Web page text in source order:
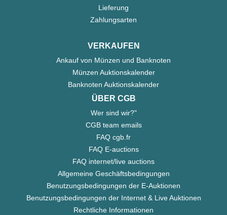
Lieferung
Zahlungsarten
VERKAUFEN
Ankauf von Münzen und Banknoten
Münzen Auktionskalender
Banknoten Auktionskalender
ÜBER CGB
Wer sind wir?"
CGB team emails
FAQ cgb.fr
FAQ E-auctions
FAQ internet/live auctions
Allgemeine Geschäftsbedingungen
Benutzungsbedingungen der E-Auktionen
Benutzungsbedingungen der Internet & Live Auktionen
Rechtliche Informationen